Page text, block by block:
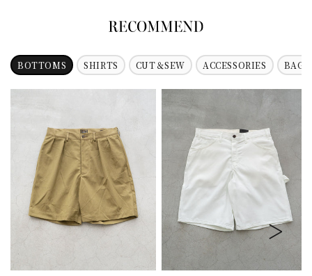
BOTTOMS SHIRTS CUT＆SEW ACCESSORIES BAG